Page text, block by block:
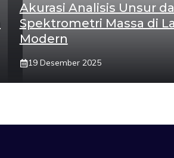
Akurasi Analisis Unsur
Spektrometri Massa di
Modern
19 Desember 2025